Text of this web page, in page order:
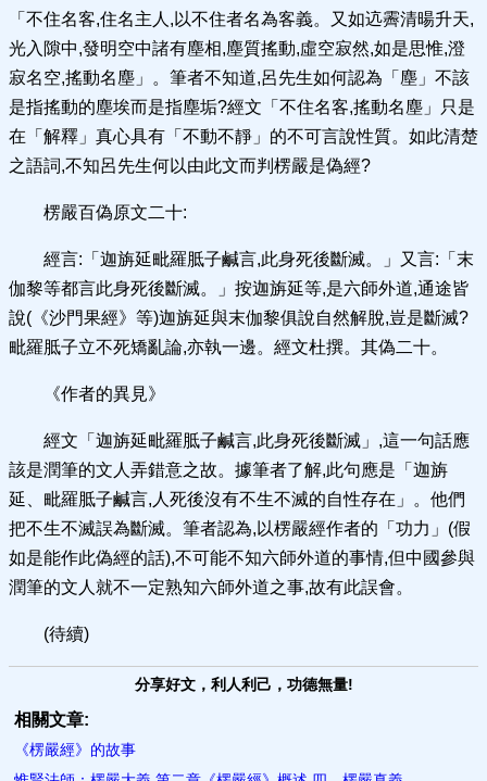
「不住名客,住名主人,以不住者名為客義。又如迒霽清暘升天,
光入隙中,發明空中諸有塵相,塵質搖動,虛空寂然,如是思惟,澄
寂名空,搖動名塵」。筆者不知道,呂先生如何認為「塵」不該
是指搖動的塵埃而是指塵垢?經文「不住名客,搖動名塵」只是
在「解釋」真心具有「不動不靜」的不可言說性質。如此清楚
之語詞,不知呂先生何以由此文而判楞嚴是偽經?
楞嚴百偽原文二十:
經言:「迦旃延毗羅胝子鹹言,此身死後斷滅。」又言:「末
伽黎等都言此身死後斷滅。」按迦旃延等,是六師外道,通途皆
說(《沙門果經》等)迦旃延與末伽黎俱說自然解脫,豈是斷滅?
毗羅胝子立不死矯亂論,亦執一邊。經文杜撰。其偽二十。
《作者的異見》
經文「迦旃延毗羅胝子鹹言,此身死後斷滅」,這一句話應
該是潤筆的文人弄錯意之故。據筆者了解,此句應是「迦旃
延、毗羅胝子鹹言,人死後沒有不生不滅的自性存在」。他們
把不生不滅誤為斷滅。筆者認為,以楞嚴經作者的「功力」(假
如是能作此偽經的話),不可能不知六師外道的事情,但中國參與
潤筆的文人就不一定熟知六師外道之事,故有此誤會。
(待續)
分享好文，利人利己，功德無量!
相關文章:
《楞嚴經》的故事